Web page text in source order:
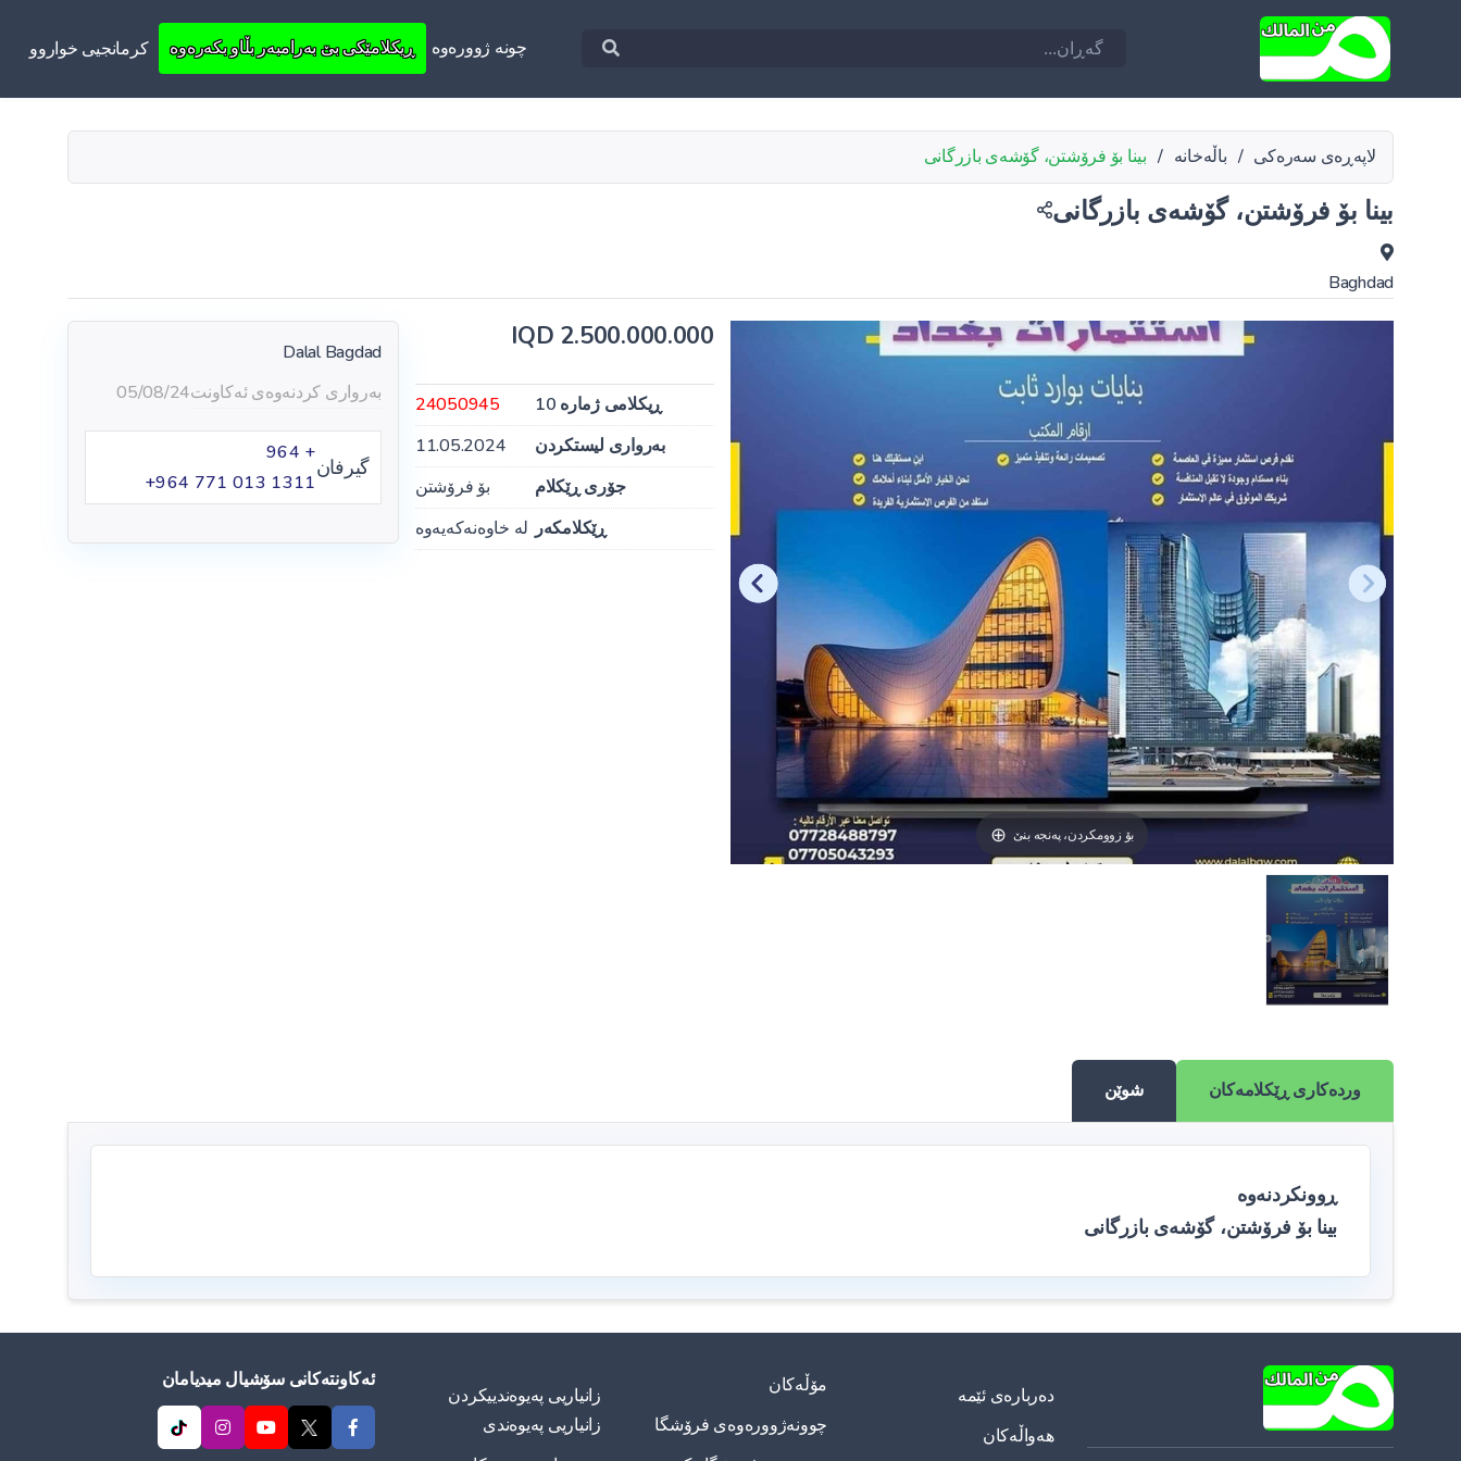
چونه‌ ژووره‌وه‌ ڕیکلامێکی بێ بەرامبەر بڵاو بکەرەوە کرمانجیی خواروو
لاپەڕەی سەرەکی / باڵەخانە / بینا بۆ فرۆشتن، گۆشەی بازرگانی
بینا بۆ فرۆشتن، گۆشەی بازرگانی
Baghdad
بۆ زوومکردن، پەنجە بنێ
2.500.000.000 IQD
ڕیکلامی ژمارە 10
24050945
بەرواری لیستکردن
11.05.2024
جۆری ڕێکلام
بۆ فرۆشتن
ڕێکلامکەر لە خاوەنەکەیەوە
Dalal Bagdad
بەرواری کردنەوەی ئەکاونت05/08/24
گیرفان
+ 964
‪+964 771 013 1311‬
وردەکاری ڕێکلامەکان شوێن
ڕوونکردنەوە
بینا بۆ فرۆشتن، گۆشەی بازرگانی
دەربارەی ئێمە
هەواڵەکان
مۆڵەکان
چوونەژوورەوەی فرۆشگا
زانیاریی په‌یوه‌ندییكردن
زانیاریی په‌یوه‌ندی
ئەکاونتەکانی سۆشیال میدیامان